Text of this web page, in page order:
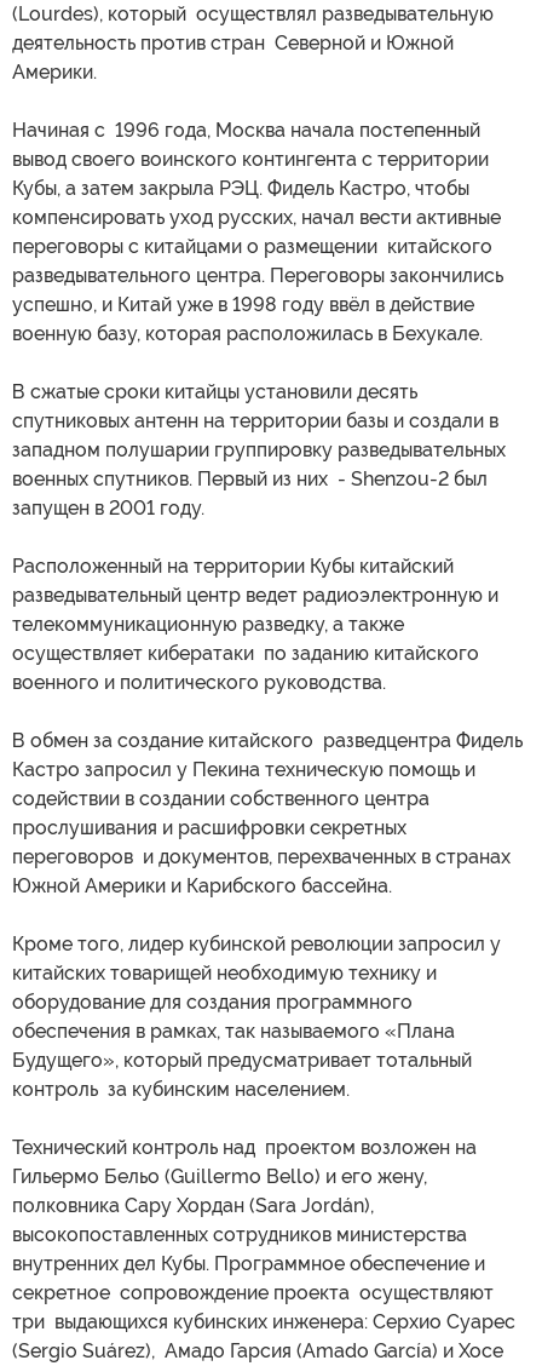
(Lourdes), который осуществлял разведывательную
деятельность против стран Северной и Южной
Америки.
Начиная с 1996 года, Москва начала постепенный
вывод своего воинского контингента с территории
Кубы, а затем закрыла РЭЦ. Фидель Кастро, чтобы
компенсировать уход русских, начал вести активные
переговоры с китайцами о размещении китайского
разведывательного центра. Переговоры закончились
успешно, и Китай уже в 1998 году ввёл в действие
военную базу, которая расположилась в Бехукале.
В сжатые сроки китайцы установили десять
спутниковых антенн на территории базы и создали в
западном полушарии группировку разведывательных
военных спутников. Первый из них - Shenzou-2 был
запущен в 2001 году.
Расположенный на территории Кубы китайский
разведывательный центр ведет радиоэлектронную и
телекоммуникационную разведку, а также
осуществляет кибератаки по заданию китайского
военного и политического руководства.
В обмен за создание китайского разведцентра Фидель
Кастро запросил у Пекина техническую помощь и
содействии в создании собственного центра
прослушивания и расшифровки секретных
переговоров и документов, перехваченных в странах
Южной Америки и Карибского бассейна.
Кроме того, лидер кубинской революции запросил у
китайских товарищей необходимую технику и
оборудование для создания программного
обеспечения в рамках, так называемого «Плана
Будущего», который предусматривает тотальный
контроль за кубинским населением.
Технический контроль над проектом возложен на
Гильермо Бельо (Guillermo Bello) и его жену,
полковника Сару Хордан (Sara Jordán),
высокопоставленных сотрудников министерства
внутренних дел Кубы. Программное обеспечение и
секретное сопровождение проекта осуществляют
три выдающихся кубинских инженера: Серхио Суарес
(Sergio Suárez), Амадо Гарсия (Amado García) и Хосе